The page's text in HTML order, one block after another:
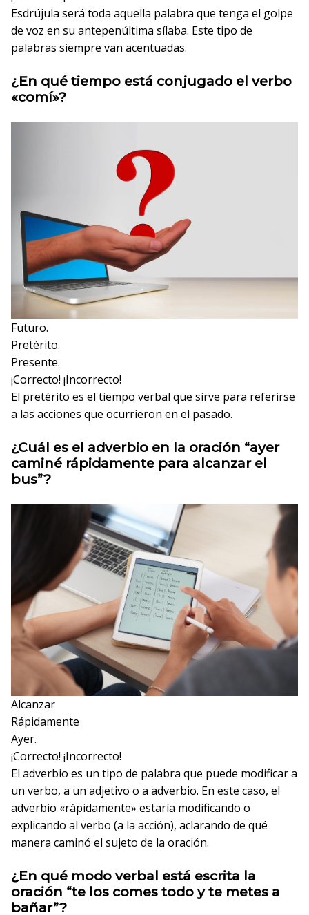
Esdrújula será toda aquella palabra que tenga el golpe
de voz en su antepenúltima sílaba. Este tipo de
palabras siempre van acentuadas.
¿En qué tiempo está conjugado el verbo
«comí»?
Futuro.
Pretérito.
Presente.
¡Correcto! ¡Incorrecto!
El pretérito es el tiempo verbal que sirve para referirse
a las acciones que ocurrieron en el pasado.
¿Cuál es el adverbio en la oración “ayer
caminé rápidamente para alcanzar el
bus”?
Alcanzar
Rápidamente
Ayer.
¡Correcto! ¡Incorrecto!
El adverbio es un tipo de palabra que puede modificar a
un verbo, a un adjetivo o a adverbio. En este caso, el
adverbio «rápidamente» estaría modificando o
explicando al verbo (a la acción), aclarando de qué
manera caminó el sujeto de la oración.
¿En qué modo verbal está escrita la
oración “te los comes todo y te metes a
bañar”?